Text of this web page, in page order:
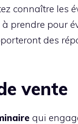
connaître les
prendre pour
des
vente
qui